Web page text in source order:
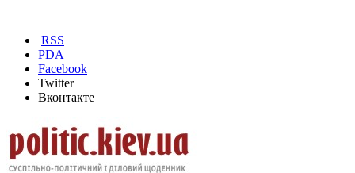
RSS
PDA
Facebook
Twitter
Вконтакте